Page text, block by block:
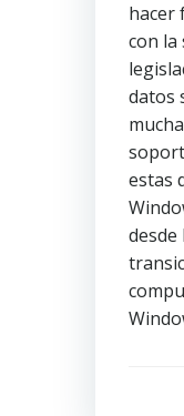
hacer
con la
datos
estas